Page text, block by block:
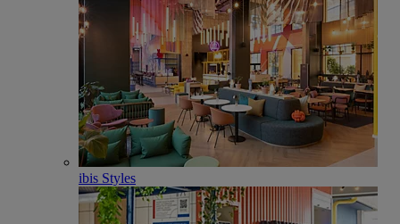
ibis Styles